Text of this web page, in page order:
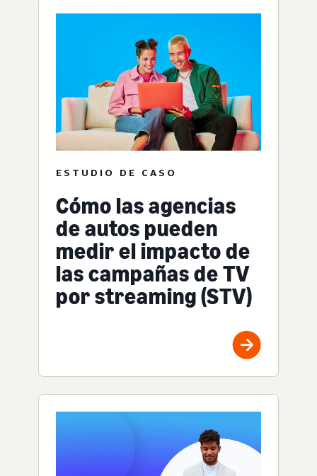
ESTUDIO DE CASO
Cómo las agencias
de autos pueden
medir el impacto de
las campañas de TV
por streaming (STV)